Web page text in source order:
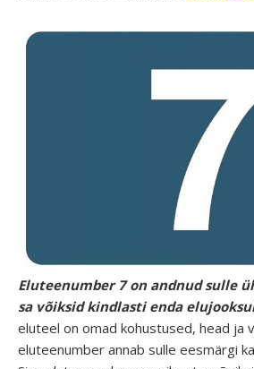
Eluteenumber 7 on andnud sulle
sa võiksid kindlasti enda
eluteel on omad kohustused, head ja
eluteenumber annab sulle eesmärgi